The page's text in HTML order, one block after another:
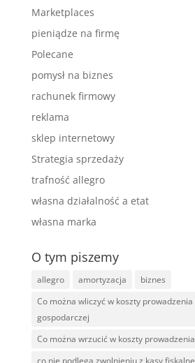
Marketplaces
pieniądze na firmę
Polecane
pomysł na biznes
rachunek firmowy
reklama
sklep internetowy
Strategia sprzedaży
trafność allegro
własna działalność a etat
własna marka
O tym piszemy
allegro amortyzacja
biznes
Co można wliczyć w koszty prowadzenia
gospodarczej
Co można wrzucić w koszty
co nie podlega zwolnieniu z kasy